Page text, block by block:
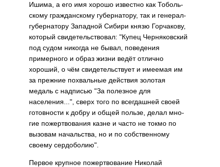
Ишима, а его имя хорошо известно как Тоболь­
скому гражданскому губернатору, так и генерал-
губернатору Западной Сибири князю Горчакову,
который свидетельствовал: "Купец Черня­ковский
под судом никогда не бы­вал, поведения
примерного и образ жизни ведёт отлично
хороший, о чём свидетельствует и имеемая им
за прежние похвальные действия золотая
медаль с надписью "За по­лезное для
населения...", сверх того по всегдашней своей
готовности к добру и общей пользе, делал мно­
гие пожертвования казне и часто не токмо по
вызовам начальства, но и по собственному
своему сер­доболию".
Первое крупное пожертвование Николай